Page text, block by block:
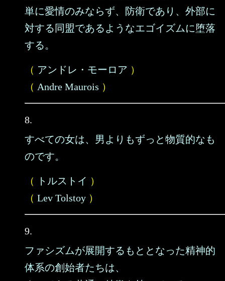
単に愛情のみならず、防衛であり、外部に
対する同盟であるようなエゴイズムに堕落
する。
（ アンドレ・モーロア ）
（ Andre Maurois ）
8.
すべての女は、男よりもずっと物質的なも
のです。
（ トルストイ ）
（ Lev Tolstoy ）
9.
ファシズムが展開するもととなった精神的
体系の創始者たちは、